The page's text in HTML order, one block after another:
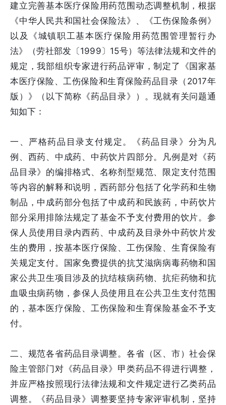
建立完善基本医疗保险用药范围动态调整机制，根据
《中华人民共和国社会保险法》、《工伤保险条例》
以及《城镇职工基本医疗保险用药范围管理暂行办
法》（劳社部发〔1999〕15号）等法律法规和文件的
规定，我部组织专家进行药品评审，制定了《国家基
本医疗保险、工伤保险和生育保险药品目录（2017年
版）》（以下简称《药品目录》）。现就有关问题通
知如下：
一、严格药品目录支付规定。《药品目录》分为凡
例、西药、中成药、中药饮片四部分。凡例是对《药
品目录》的编排格式、名称剂型规范、限定支付范围
等内容的解释和说明，西药部分包括了化学药和生物
制品，中成药部分包括了中成药和民族药，中药饮片
部分采用排除法规定了基金不予支付费用的饮片。参
保人员使用目录内西药、中成药及目录外中药饮片发
生的费用，按基本医疗保险、工伤保险、生育保险有
关规定支付。国家免费提供的抗艾滋病病毒药物和国
家公共卫生项目涉及的抗结核病药物、抗疟药物和抗
血吸虫病药物，参保人员使用且在公共卫生支付范围
的，基本医疗保险、工伤保险和生育保险基金不予支
付。
二、规范各省药品目录调整。各省（区、市）社会保
险主管部门对《药品目录》甲类药品不得进行调整，
并应严格按照现行法律法规和文件规定进行乙类药品
调整。《药品目录》调整要坚持专家评审机制，坚持